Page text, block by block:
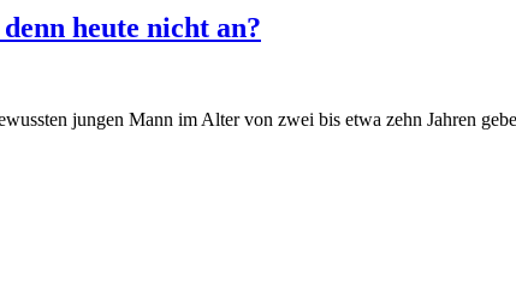
heute nicht an?
jungen Mann im Alter von zwei bis etwa zehn Jahren